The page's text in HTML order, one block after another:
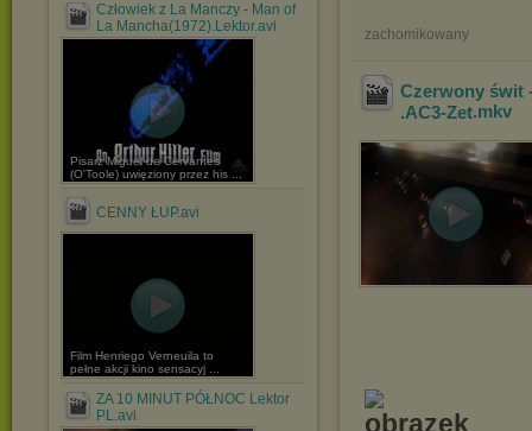
Człowiek z La Manczy - Man of
La Mancha(1972).Lektor.avi
Pisarz Miguel de Cervantes
(O'Toole) uwięziony przez his ...
CENNY ŁUP.avi
Film Henriego Verneuila to
pełne akcji kino sensacyj ...
ZA 10 MINUT PÓŁNOC Lektor
PL.avi
zachomikowany
Czerwony świt
.AC3-Zet.mkv